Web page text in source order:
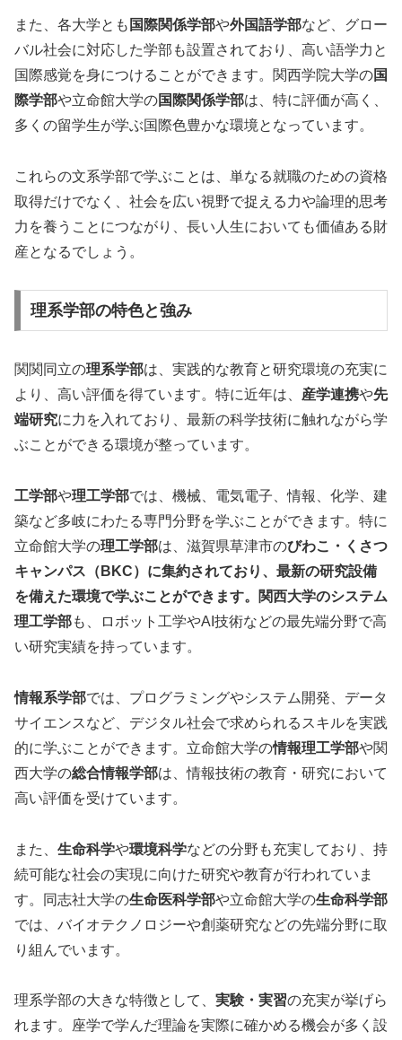
また、各大学とも 国際関係学部や外国語学部など、グロー
バル社会に対応した学部も設置されており、高い語学力と
国際感覚を身につけることができます。関西学院大学の国
際学部や立命館大学の国際関係学部は、特に評価が高く、
多くの留学生が学ぶ国際色豊かな環境となっています。
これらの文系学部で学ぶことは、単なる就職のための資格
取得だけでなく、社会を広い視野で捉える力や論理的思考
力を養うことにつながり、長い人生においても価値ある財
産となるでしょう。
理系学部の特色と強み
関関同立の理系学部は、実践的な教育と研究環境の充実に
より、高い評価を得ています。特に近年は、 産学連携や先
端研究に力を入れており、最新の科学技術に触れながら学
ぶことができる環境が整っています。
工学部や理工学部では、機械、電気電子、情報、化学、建
築など多岐にわたる専門分野を学ぶことができます。特に
立命館大学の理工学部は、滋賀県草津市のびわこ・くさつ
キャンパス（BKC）に集約されており、最新の研究設備
を備えた環境で学ぶことができます。関西大学のシステム
理工学部も、ロボット工学やAI技術などの最先端分野で高
い研究実績を持っています。
情報系学部では、プログラミングやシステム開発、データ
サイエンスなど、デジタル社会で求められるスキルを実践
的に学ぶことができます。立命館大学の情報理工学部や関
西大学の総合情報学部は、情報技術の教育・研究において
高い評価を受けています。
また、 生命科学や環境科学などの分野も充実しており、持
続可能な社会の実現に向けた研究や教育が行われていま
す。同志社大学の生命医科学部や立命館大学の生命科学部
では、バイオテクノロジーや創薬研究などの先端分野に取
り組んでいます。
理系学部の大きな特徴として、 実験・実習の充実が挙げら
れます。座学で学んだ理論を実際に確かめる機会が多く設